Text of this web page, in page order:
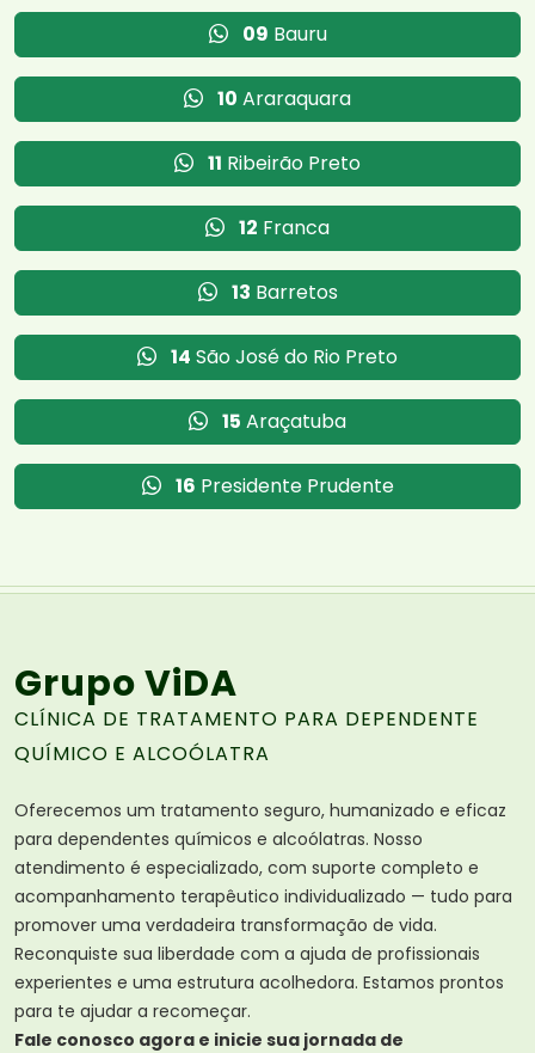
09 Bauru
10 Araraquara
11 Ribeirão Preto
12 Franca
13 Barretos
14 São José do Rio Preto
15 Araçatuba
16 Presidente Prudente
Grupo ViDA
CLÍNICA DE TRATAMENTO PARA DEPENDENTE
QUÍMICO E ALCOÓLATRA
Oferecemos um tratamento seguro, humanizado e eficaz
para dependentes químicos e alcoólatras. Nosso
atendimento é especializado, com suporte completo e
acompanhamento terapêutico individualizado — tudo para
promover uma verdadeira transformação de vida.
Reconquiste sua liberdade com a ajuda de profissionais
experientes e uma estrutura acolhedora. Estamos prontos
para te ajudar a recomeçar.
Fale conosco agora e inicie sua jornada de